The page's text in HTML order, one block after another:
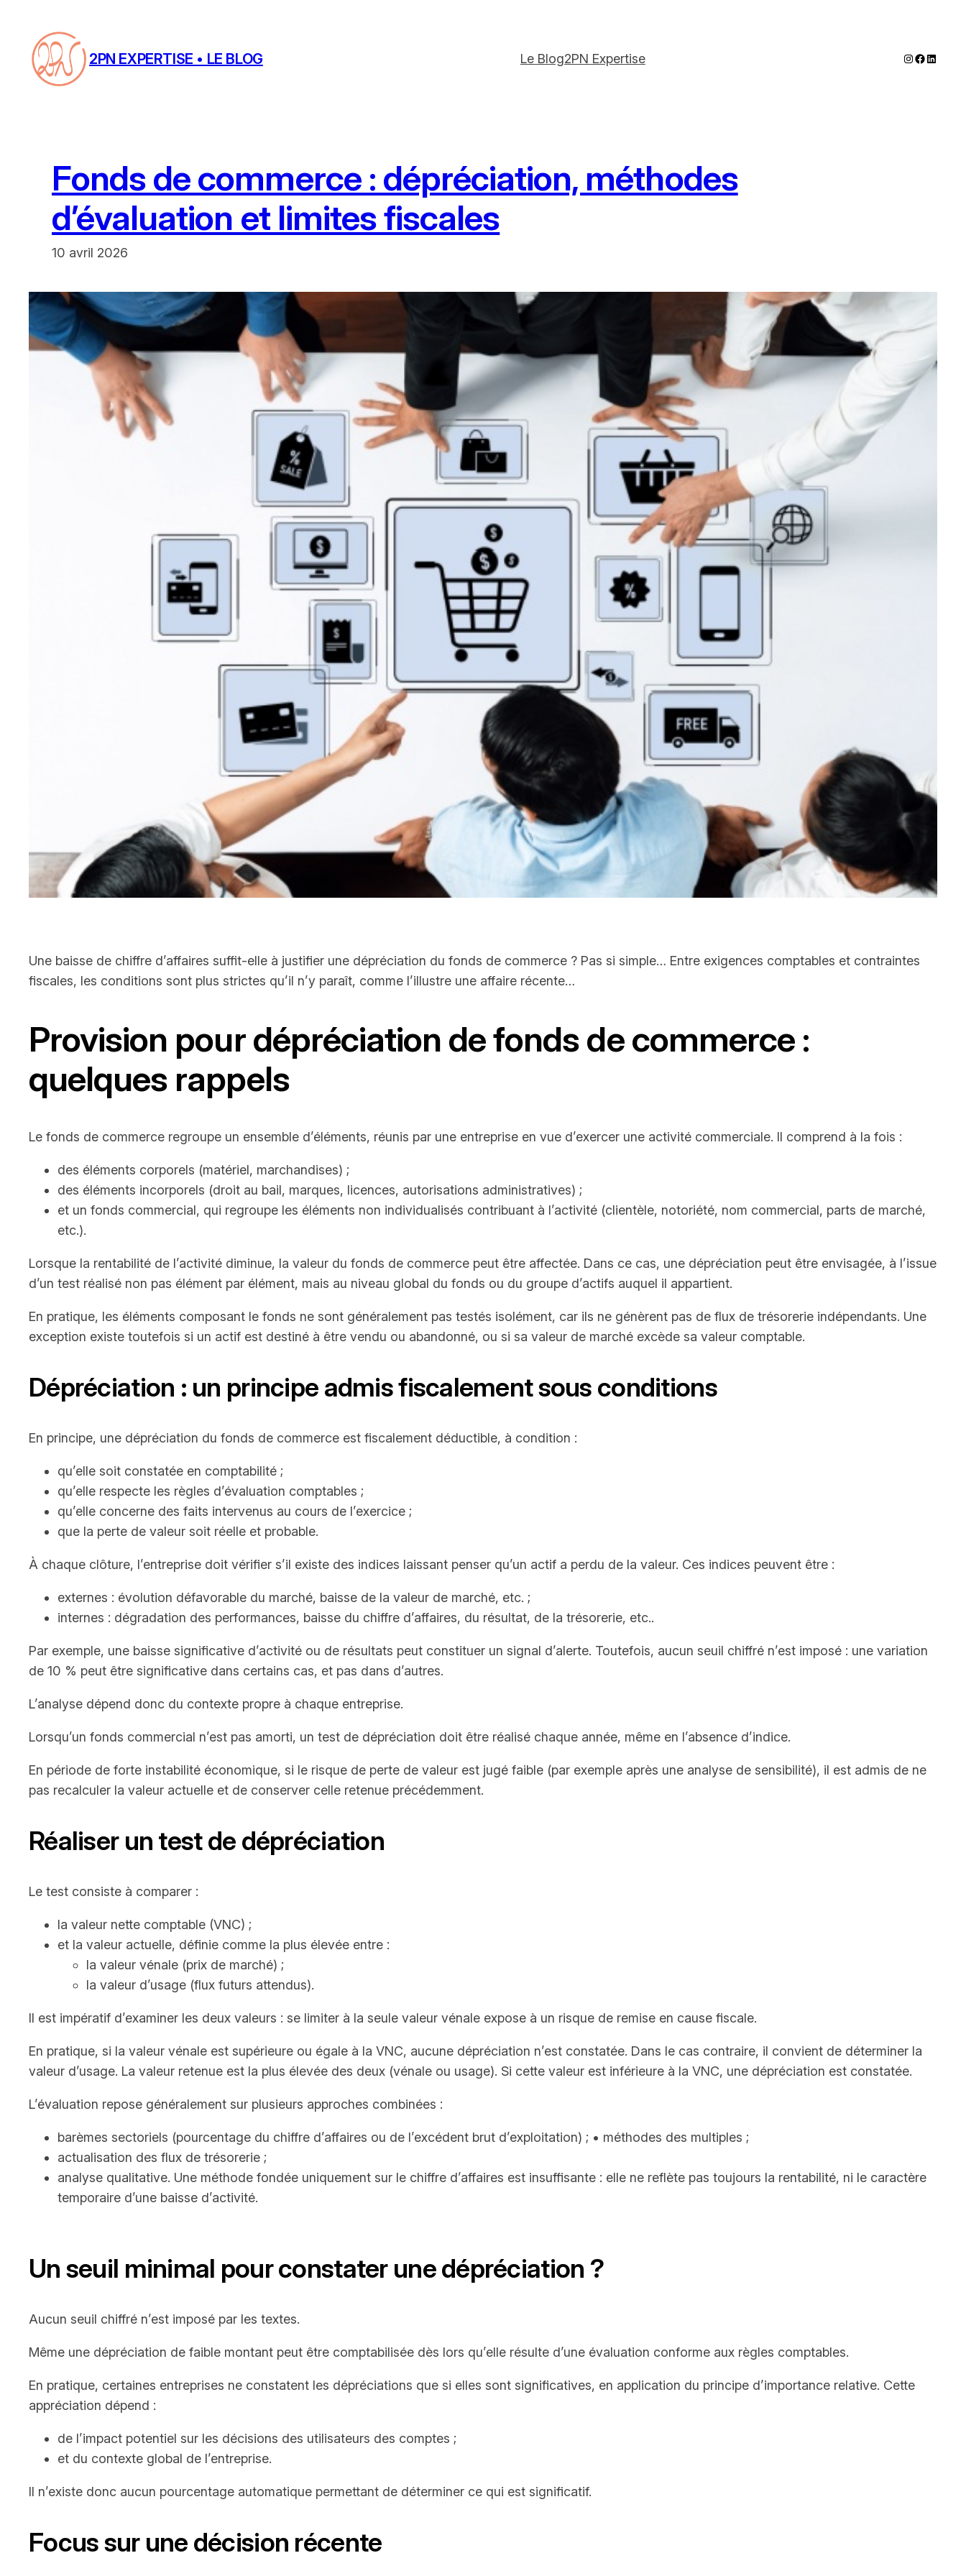
contenu
2PN EXPERTISE • LE BLOG Le Blog2PN Expertise Instagram
Fonds de commerce : dépréciation, méthodes
d’évaluation et limites fiscales
10 avril 2026
Une baisse de chiffre d’affaires suffit-elle à justifier une dépréciation du fonds de commerce ? Pas si simple… Entre exigences comptables et contraintes
fiscales, les conditions sont plus strictes qu’il n’y paraît, comme l’illustre une affaire récente…
Provision pour dépréciation de fonds de commerce :
quelques rappels
Le fonds de commerce regroupe un ensemble d’éléments, réunis par une entreprise en vue d’exercer une activité commerciale. Il comprend à la fois :
des éléments corporels (matériel, marchandises) ;
des éléments incorporels (droit au bail, marques, licences, autorisations administratives) ;
et un fonds commercial, qui regroupe les éléments non individualisés contribuant à l’activité (clientèle, notoriété, nom commercial, parts de marché,
etc.).
Lorsque la rentabilité de l’activité diminue, la valeur du fonds de commerce peut être affectée. Dans ce cas, une dépréciation peut être envisagée, à l’issue
d’un test réalisé non pas élément par élément, mais au niveau global du fonds ou du groupe d’actifs auquel il appartient.
En pratique, les éléments composant le fonds ne sont généralement pas testés isolément, car ils ne génèrent pas de flux de trésorerie indépendants. Une
exception existe toutefois si un actif est destiné à être vendu ou abandonné, ou si sa valeur de marché excède sa valeur comptable.
Dépréciation : un principe admis fiscalement sous conditions
En principe, une dépréciation du fonds de commerce est fiscalement déductible, à condition :
qu’elle soit constatée en comptabilité ;
qu’elle respecte les règles d’évaluation comptables ;
qu’elle concerne des faits intervenus au cours de l’exercice ;
que la perte de valeur soit réelle et probable.
À chaque clôture, l’entreprise doit vérifier s’il existe des indices laissant penser qu’un actif a perdu de la valeur. Ces indices peuvent être :
externes : évolution défavorable du marché, baisse de la valeur de marché, etc. ;
internes : dégradation des performances, baisse du chiffre d’affaires, du résultat, de la trésorerie, etc..
Par exemple, une baisse significative d’activité ou de résultats peut constituer un signal d’alerte. Toutefois, aucun seuil chiffré n’est imposé : une variation
de 10 % peut être significative dans certains cas, et pas dans d’autres.
L’analyse dépend donc du contexte propre à chaque entreprise.
Lorsqu’un fonds commercial n’est pas amorti, un test de dépréciation doit être réalisé chaque année, même en l’absence d’indice.
En période de forte instabilité économique, si le risque de perte de valeur est jugé faible (par exemple après une analyse de sensibilité), il est admis de ne
pas recalculer la valeur actuelle et de conserver celle retenue précédemment.
Réaliser un test de dépréciation
Le test consiste à comparer :
la valeur nette comptable (VNC) ;
et la valeur actuelle, définie comme la plus élevée entre :
la valeur vénale (prix de marché) ;
la valeur d’usage (flux futurs attendus).
Il est impératif d’examiner les deux valeurs : se limiter à la seule valeur vénale expose à un risque de remise en cause fiscale.
En pratique, si la valeur vénale est supérieure ou égale à la VNC, aucune dépréciation n’est constatée. Dans le cas contraire, il convient de déterminer la
valeur d’usage. La valeur retenue est la plus élevée des deux (vénale ou usage). Si cette valeur est inférieure à la VNC, une dépréciation est constatée.
L’évaluation repose généralement sur plusieurs approches combinées :
barèmes sectoriels (pourcentage du chiffre d’affaires ou de l’excédent brut d’exploitation) ; • méthodes des multiples ;
actualisation des flux de trésorerie ;
analyse qualitative. Une méthode fondée uniquement sur le chiffre d’affaires est insuffisante : elle ne reflète pas toujours la rentabilité, ni le caractère
temporaire d’une baisse d’activité.
Un seuil minimal pour constater une dépréciation ?
Aucun seuil chiffré n’est imposé par les textes.
Même une dépréciation de faible montant peut être comptabilisée dès lors qu’elle résulte d’une évaluation conforme aux règles comptables.
En pratique, certaines entreprises ne constatent les dépréciations que si elles sont significatives, en application du principe d’importance relative. Cette
appréciation dépend :
de l’impact potentiel sur les décisions des utilisateurs des comptes ;
et du contexte global de l’entreprise.
Il n’existe donc aucun pourcentage automatique permettant de déterminer ce qui est significatif.
Focus sur une décision récente